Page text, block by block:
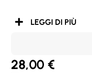
LEGGI DI PIÙ
28,00 €